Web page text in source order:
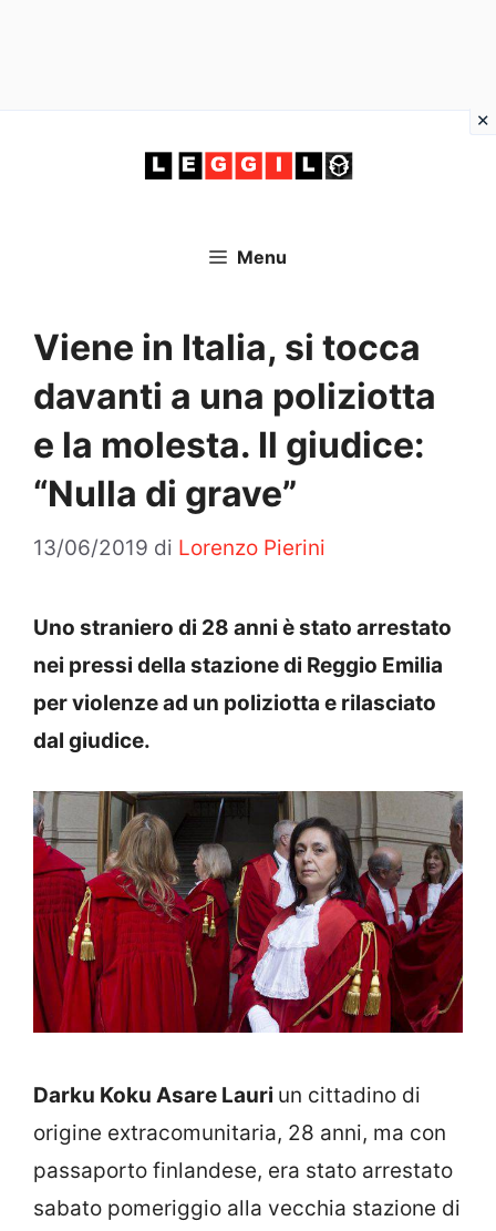
Menu
Viene in Italia, si tocca
davanti a una poliziotta
e la molesta. Il giudice:
“Nulla di grave”
13/06/2019 di Lorenzo Pierini
Uno straniero di 28 anni è stato arrestato
nei pressi della stazione di Reggio Emilia
per violenze ad un poliziotta e rilasciato
dal giudice.
Darku Koku Asare Lauri un cittadino di
origine extracomunitaria, 28 anni, ma con
passaporto finlandese, era stato arrestato
sabato pomeriggio alla vecchia stazione di